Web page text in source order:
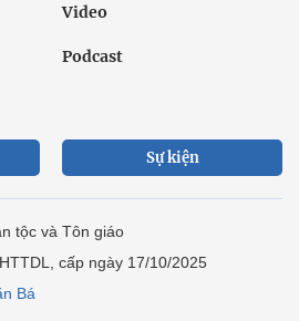
Video
Podcast
Sự kiện
tộc và Tôn giáo
cấp ngày 17/10/2025
Bá